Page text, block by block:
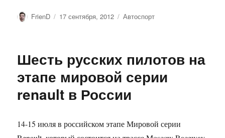
Автор
FrienD Опубликовано
17 сентября, 2012 Рубрики
Автоспорт
Шесть русских пилотов на
этапе мировой серии
renault в России
14-15 июля в российском этапе Мировой серии